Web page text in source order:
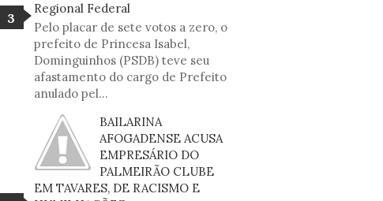
Regional Federal
Pelo placar de sete votos a zero, o
prefeito de Princesa Isabel,
Dominguinhos (PSDB) teve seu
afastamento do cargo de Prefeito
anulado pel...
BAILARINA
AFOGADENSE ACUSA
EMPRESÁRIO DO
PALMEIRÃO CLUBE
EM TAVARES, DE RACISMO E